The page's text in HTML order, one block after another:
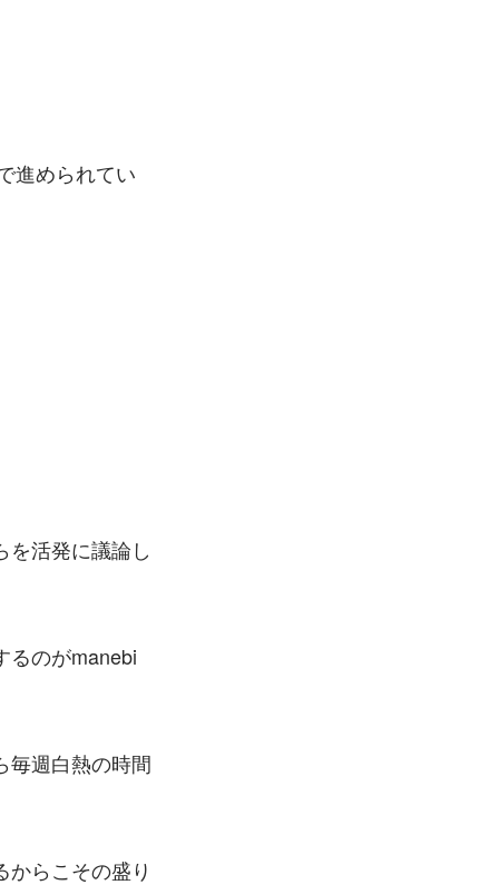
進められてい
を活発に議論し
るのがmanebi
毎週白熱の時間
らこその盛り